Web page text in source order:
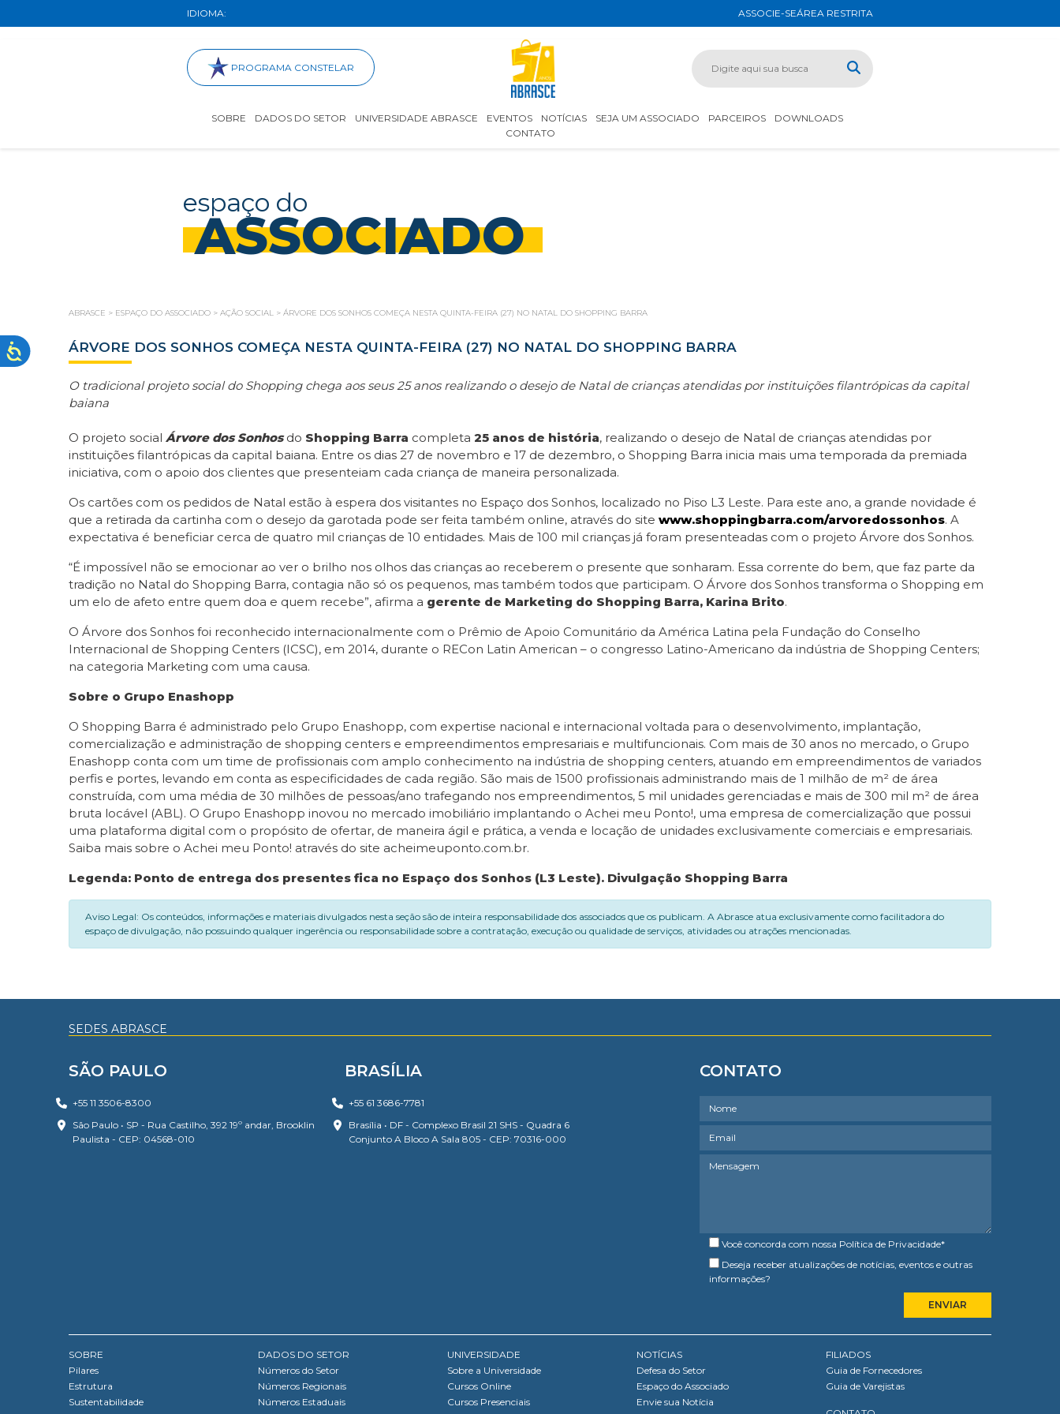
IDIOMA: ASSOCIE-SEÁREA RESTRITA
PROGRAMA CONSTELAR
SOBRE DADOS DO SETOR UNIVERSIDADE ABRASCE EVENTOS NOTÍCIAS SEJA UM ASSOCIADO PARCEIROS
DOWNLOADS
CONTATO
espaço do
ASSOCIADO
ABRASCE > ESPAÇO DO ASSOCIADO > AÇÃO SOCIAL > ÁRVORE DOS SONHOS COMEÇA NESTA QUINTA-FEIRA (27) NO NATAL DO SHOPPING BARRA
ÁRVORE DOS SONHOS COMEÇA NESTA QUINTA-FEIRA (27) NO NATAL DO SHOPPING BARRA
O tradicional projeto social do Shopping chega aos seus 25 anos realizando o desejo de Natal de crianças atendidas por instituições filantrópicas da capital
baiana
O projeto social Árvore dos Sonhosdo Shopping Barra completa 25 anos de história, realizando o desejo de Natal de crianças atendidas por
instituições filantrópicas da capital baiana. Entre os dias 27 de novembro e 17 de dezembro, o Shopping Barra inicia mais uma temporada da premiada
iniciativa, com o apoio dos clientes que presenteiam cada criança de maneira personalizada.
Os cartões com os pedidos de Natal estão à espera dos visitantes no Espaço dos Sonhos, localizado no Piso L3 Leste. Para este ano, a grande novidade é
que a retirada da cartinha com o desejo da garotada pode ser feita também online, através do site www.shoppingbarra.com/arvoredossonhos. A
expectativa é beneficiar cerca de quatro mil crianças de 10 entidades. Mais de 100 mil crianças já foram presenteadas com o projeto Árvore dos Sonhos.
“É impossível não se emocionar ao ver o brilho nos olhos das crianças ao receberem o presente que sonharam. Essa corrente do bem, que faz parte da
tradição no Natal do Shopping Barra, contagia não só os pequenos, mas também todos que participam. O Árvore dos Sonhos transforma o Shopping em
um elo de afeto entre quem doa e quem recebe”, afirma a gerente de Marketing do Shopping Barra, Karina Brito.
O Árvore dos Sonhos foi reconhecido internacionalmente com o Prêmio de Apoio Comunitário da América Latina pela Fundação do Conselho
Internacional de Shopping Centers (ICSC), em 2014, durante o RECon Latin American – o congresso Latino-Americano da indústria de Shopping Centers;
na categoria Marketing com uma causa.
Sobre o Grupo Enashopp
O Shopping Barra é administrado pelo Grupo Enashopp, com expertise nacional e internacional voltada para o desenvolvimento, implantação,
comercialização e administração de shopping centers e empreendimentos empresariais e multifuncionais. Com mais de 30 anos no mercado, o Grupo
Enashopp conta com um time de profissionais com amplo conhecimento na indústria de shopping centers, atuando em empreendimentos de variados
perfis e portes, levando em conta as especificidades de cada região. São mais de 1500 profissionais administrando mais de 1 milhão de m² de área
construída, com uma média de 30 milhões de pessoas/ano trafegando nos empreendimentos, 5 mil unidades gerenciadas e mais de 300 mil m² de área
bruta locável (ABL). O Grupo Enashopp inovou no mercado imobiliário implantando o Achei meu Ponto!, uma empresa de comercialização que possui
uma plataforma digital com o propósito de ofertar, de maneira ágil e prática, a venda e locação de unidades exclusivamente comerciais e empresariais.
Saiba mais sobre o Achei meu Ponto! através do site acheimeuponto.com.br.
Legenda: Ponto de entrega dos presentes fica no Espaço dos Sonhos (L3 Leste). Divulgação Shopping Barra
Aviso Legal: Os conteúdos, informações e materiais divulgados nesta seção são de inteira responsabilidade dos associados que os publicam. A Abrasce atua exclusivamente como facilitadora do
espaço de divulgação, não possuindo qualquer ingerência ou responsabilidade sobre a contratação, execução ou qualidade de serviços, atividades ou atrações mencionadas.
SEDES ABRASCE
SÃO PAULO
+55 11 3506-8300
São Paulo • SP - Rua Castilho, 392 19º andar, Brooklin
Paulista - CEP: 04568-010
BRASÍLIA
+55 61 3686-7781
Brasília • DF - Complexo Brasil 21 SHS - Quadra 6
Conjunto A Bloco A Sala 805 - CEP: 70316-000
CONTATO
Você concorda com nossa Política de Privacidade*
Deseja receber atualizações de notícias, eventos e outras
informações?
SOBRE
Pilares
Estrutura
Sustentabilidade
DADOS DO SETOR
Números do Setor
Números Regionais
Números Estaduais
UNIVERSIDADE
Sobre a Universidade
Cursos Online
Cursos Presenciais
NOTÍCIAS
Defesa do Setor
Espaço do Associado
Envie sua Notícia
FILIADOS
Guia de Fornecedores
Guia de Varejistas